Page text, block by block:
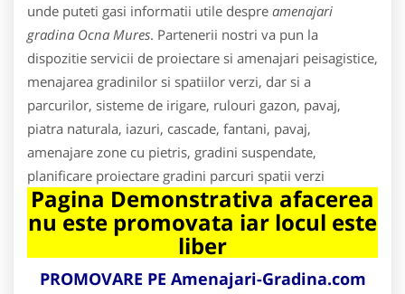
unde puteti gasi informatii utile despre amenajari
gradina Ocna Mures. Partenerii nostri va pun la
dispozitie servicii de proiectare si amenajari peisagistice,
menajarea gradinilor si spatiilor verzi, dar si a
parcurilor, sisteme de irigare, rulouri gazon, pavaj,
piatra naturala, iazuri, cascade, fantani, pavaj,
amenajare zone cu pietris, gradini suspendate,
planificare proiectare gradini parcuri spatii verzi
Pagina Demonstrativa afacerea
nu este promovata iar locul este
liber
PROMOVARE PE Amenajari-Gradina.com